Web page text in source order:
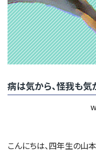
病は気から、怪我も気
こんにちは、四年生の山